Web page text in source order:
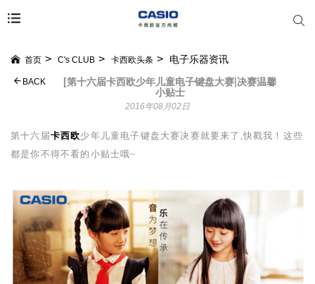
首页 C's CLUB 卡西欧头条 电子乐器资讯
[第十六届卡西欧少年儿童电子键盘大赛|决赛温馨
小贴士
BACK
2016年08月02日
第十六届卡西欧少年儿童电子键盘大赛决赛就要来了,快戳我！这些
都是你不得不看的小贴士哦~